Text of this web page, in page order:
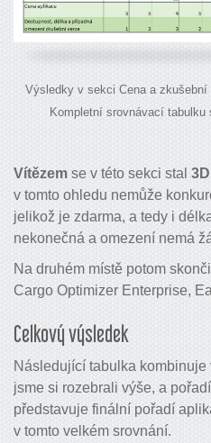
Výsledky v sekci Cena a zkušební
Kompletní srovnávací tabulku
Vítězem se v této sekci stal
v tomto ohledu nemůže
jelikož je zdarma, a tedy i
nekonečná a omezení nemá
Na druhém místě potom
Cargo Optimizer Enterprise,
Celkový výsledek
Následující tabulka kombinuje
jsme si rozebrali výše, a
představuje finální pořadí
v tomto velkém srovnání.